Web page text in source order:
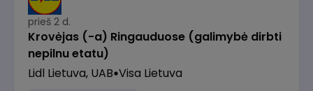
prieš 2 d.
Krovėjas (-a) Ringauduose (galimybė dirbti
nepilnu etatu)
Lidl Lietuva, UAB Visa Lietuva